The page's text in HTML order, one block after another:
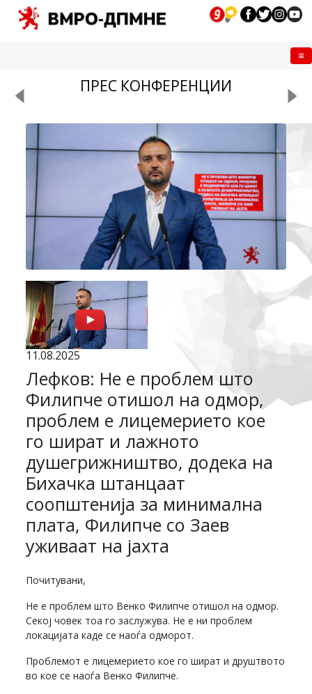
ПРЕС КОНФЕРЕНЦИИ
11.08.2025
Лефков: Не е проблем што
Филипче отишол на одмор,
проблем е лицемерието кое
го шират и лажното
душегрижништво, додека на
Бихачка штанцаат
соопштенија за минимална
плата, Филипче со Заев
уживаат на јахта
Почитувани,
Не е проблем што Венко Филипче отишол на одмор.
Секој човек тоа го заслужува. Не е ни проблем
локацијата каде се наоѓа одморот.
Проблемот е лицемерието кое го шират и друштвото
во кое се наоѓа Венко Филипче.